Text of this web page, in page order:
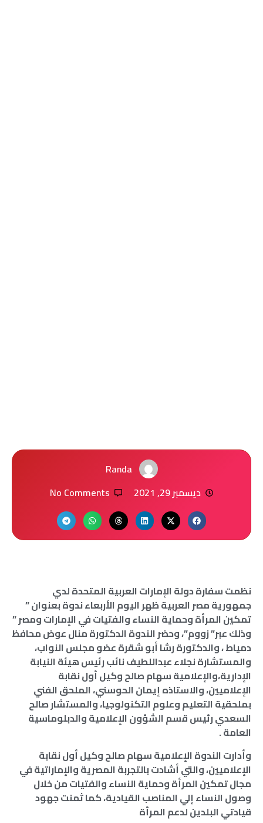
Randa
ديسمبر 29, 2021
No Comments
نظمت سفارة دولة الإمارات العربية المتحدة لدي
جمهورية مصر العربية ظهر اليوم الأربعاء ندوة بعنوان ”
تمكين المرأة وحماية النساء والفتيات في الإمارات ومصر ”
وذلك عبر” زووم”، وحضر الندوة الدكتورة منال عوض محافظ
دمياط ، والدكتورة رشا أبو شقرة عضو مجلس النواب،
والمستشارة نجلاء عبداللطيف نائب رئيس هيئة النيابة
الإدارية،والإعلامية سهام صالح وكيل أول نقابة
الإعلاميين، والاستاذه إيمان الحوسني، الملحق الفني
بملحقية التعليم وعلوم التكنولوجيا، والمستشار صالح
السعدي رئيس قسم الشؤون الإعلامية والدبلوماسية
العامة .
وأدارت الندوة الإعلامية سهام صالح وكيل أول نقابة
الإعلاميين، والتي أشادت بالتجربة المصرية والإماراتية في
مجال تمكين المرأة وحماية النساء والفتيات من خلال
وصول النساء إلي المناصب القيادية، كما ثمنت جهود
قيادتي البلدين لدعم المرأة